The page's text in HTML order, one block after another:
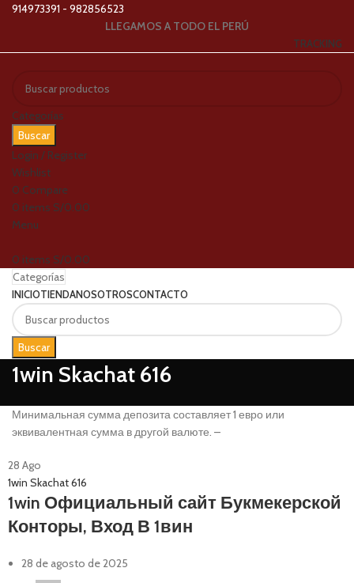
914973391 - 982856523
LLEGAMOS A TODO EL PERÚ
TRACKING
Categorías
Buscar
Login / Register
Wishlist
0 Compare
0 items S/0.00
Menu
0 items S/0.00
Categorías
INICIOTIENDANOSOTROSCONTACTO
Buscar
1win Skachat 616
Минимальная сумма депозита составляет 1 евро или
эквивалентная сумма в другой валюте. –
28 Ago
1win Skachat 616
1win Официальный сайт Букмекерской
Конторы, Вход В 1вин
28 de agosto de 2025